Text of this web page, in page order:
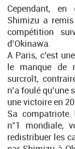
Cependant, en
Shimizu a
compétition
d’Okinawa.
A Paris, c’est
le manque de
surcroît,
n’a foulé
une victoire en
Sa compatriote
n°1 mondiale,
redistribuer les